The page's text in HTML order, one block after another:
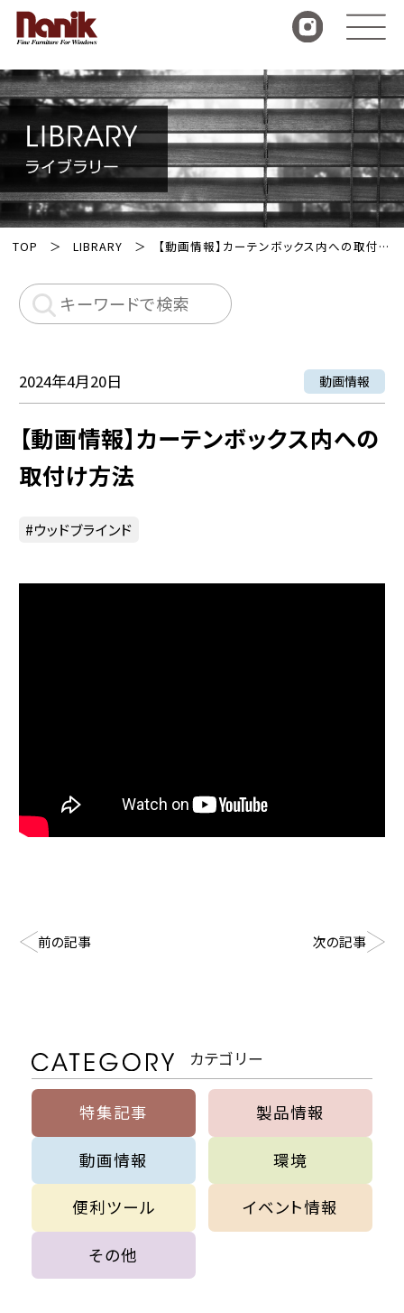
TOP LIBRARY 【動画情報】カーテンボックス内への取付け方法
2024年4月20日 動画情報
【動画情報】カーテンボックス内への
取付け方法
ウッドブラインド
前の記事 次の記事
カテゴリー
特集記事 製品情報
動画情報 環境
便利ツール イベント情報
その他